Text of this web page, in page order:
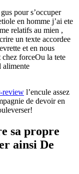
pour s’occuper
en homme j’ai ete
relatifs au mien ,
un texte accordee
et en nous
forceOu la tete
alimente
review l’encule assez
de devoir en
sa propre
ainsi De